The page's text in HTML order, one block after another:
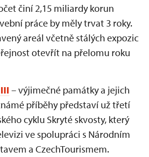
činí 2,15 miliardy korun
práce by měly trvat 3 roky.
areál včetně stálých expozic
otevřít na přelomu roku
– výjimečné památky a jejich
příběhy představí už třetí
cyklu Skryté skvosty, který
ve spolupráci s Národním
a CzechTourismem.